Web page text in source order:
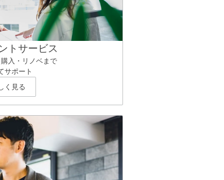
トサービス
入・リノベまで
サポート
く見る